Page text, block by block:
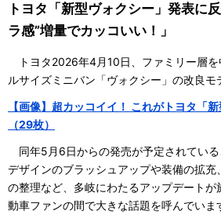
トヨタ「新型ヴォクシー」発表に
ラ感”増量でカッコいい！」
トヨタ2026年4月10日、ファミリー層を
ルサイズミニバン「ヴォクシー」の改良モ
【画像】超カッコイイ！ これがトヨタ「
（29枚）
同年5月6日からの発売が予定されている
デザインのブラッシュアップや装備の拡充
の整理など、多岐にわたるアップデートが
動車ファンの間で大きな話題を呼んでいま